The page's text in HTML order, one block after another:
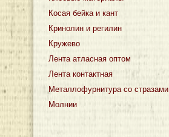
Косая бейка и кант
Кринолин и регилин
Кружево
Лента атласная оптом
Лента контактная
Металлофурнитура со стразами
Молнии